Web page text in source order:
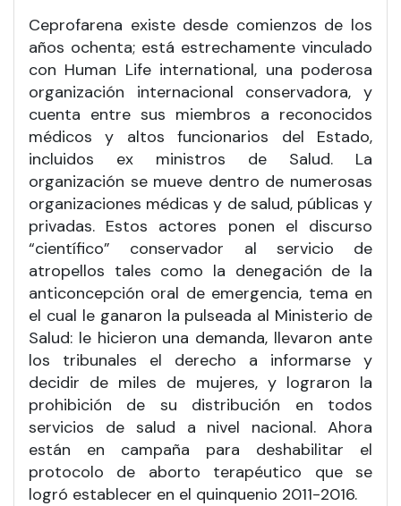
Ceprofarena existe desde comienzos de los
años ochenta; está estrechamente vinculado
con Human Life international, una poderosa
organización internacional conservadora, y
cuenta entre sus miembros a reconocidos
médicos y altos funcionarios del Estado,
incluidos ex ministros de Salud. La
organización se mueve dentro de numerosas
organizaciones médicas y de salud, públicas y
privadas. Estos actores ponen el discurso
“científico” conservador al servicio de
atropellos tales como la denegación de la
anticoncepción oral de emergencia, tema en
el cual le ganaron la pulseada al Ministerio de
Salud: le hicieron una demanda, llevaron ante
los tribunales el derecho a informarse y
decidir de miles de mujeres, y lograron la
prohibición de su distribución en todos
servicios de salud a nivel nacional. Ahora
están en campaña para deshabilitar el
protocolo de aborto terapéutico que se
logró establecer en el quinquenio 2011-2016.